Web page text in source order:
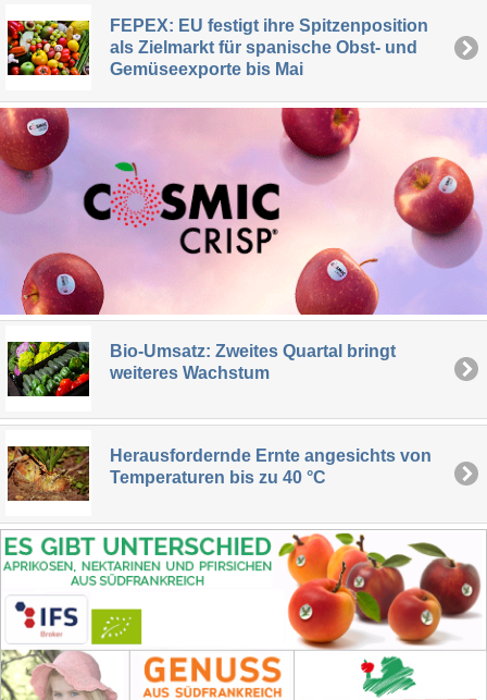
FEPEX: EU festigt ihre Spitzenposition
als Zielmarkt für spanische Obst- und
Gemüseexporte bis Mai
Bio-Umsatz: Zweites Quartal bringt
weiteres Wachstum
Herausfordernde Ernte angesichts von
Temperaturen bis zu 40 °C